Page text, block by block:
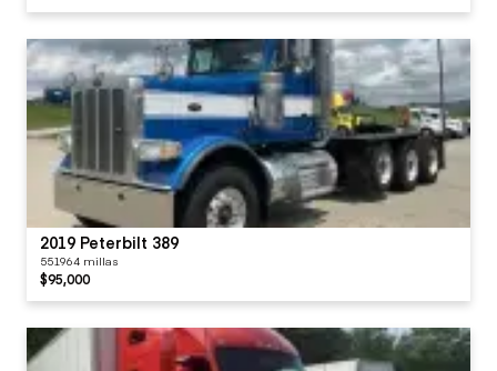
2019 Peterbilt 389
551964 millas
$95,000